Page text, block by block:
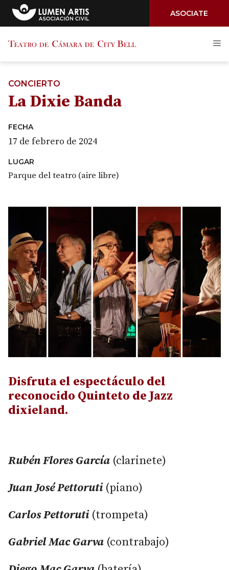
ASOCIATE
contenido
CONCIERTO
La Dixie Banda
Disfruta el espectáculo del
reconocido Quinteto de Jazz
dixieland.
Rubén Flores García (clarinete)
Juan José Pettoruti(piano)
Carlos Pettoruti(trompeta)
Gabriel Mac Garva (contrabajo)
FECHA
17 de febrero de 2024
LUGAR
Parque del teatro (aire libre)